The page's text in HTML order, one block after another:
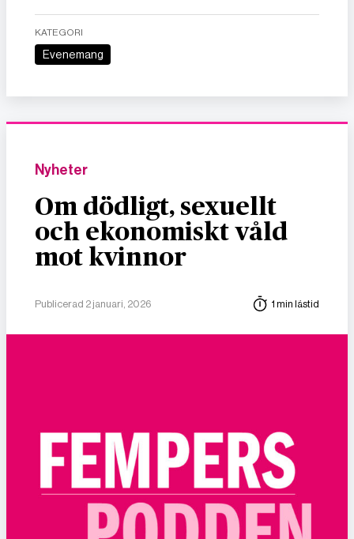
KATEGORI
Evenemang
Nyheter
Om dödligt, sexuellt
och ekonomiskt våld
mot kvinnor
Publicerad 2 januari, 2026 1 min lästid